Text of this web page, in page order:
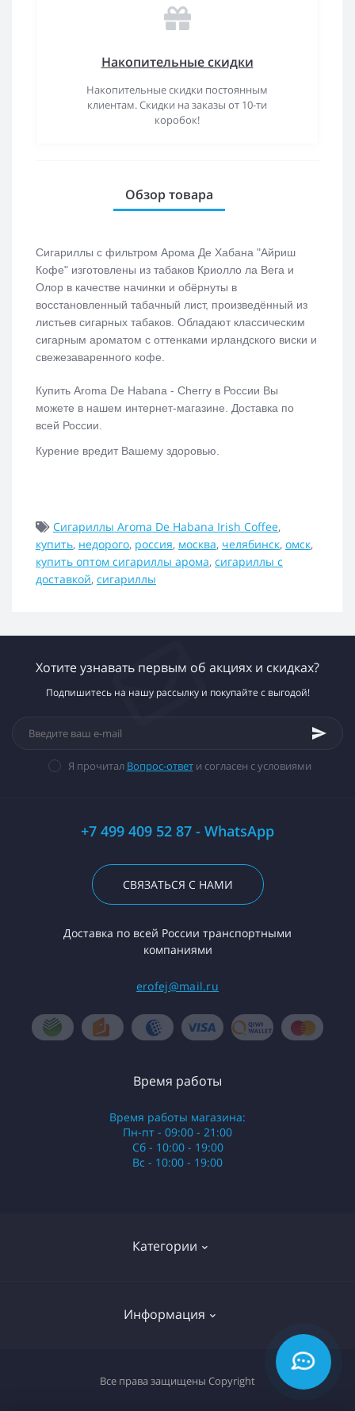
Накопительные скидки
Накопительные скидки постоянным
клиентам. Скидки на заказы от 10-ти
коробок!
Обзор товара
Сигариллы c фильтром Арома Де Хабана "Айриш
Кофе" изготовлены из табаков Криолло ла Вега и
Олор в качестве начинки и обёрнуты в
восстановленный табачный лист, произведённый из
листьев сигарных табаков. Обладают классическим
сигарным ароматом с оттенками ирландского виски и
свежезаваренного кофе.
Купить Aroma De Habana - Cherry в России Вы
можете в нашем интернет-магазине. Доставка по
всей России.
Курение вредит Вашему здоровью.
Сигариллы Aroma De Habana Irish Coffee,
купить, недорого, россия, москва, челябинск, омск,
купить оптом сигариллы арома, сигариллы с
доставкой, сигариллы
Хотите узнавать первым об акциях и скидках?
Подпишитесь на нашу рассылку и покупайте с выгодой!
Я прочитал Вопрос-ответи согласен с условиями
+7 499 409 52 87 - WhatsApp
СВЯЗАТЬСЯ С НАМИ
Доставка по всей России транспортными
компаниями
erofej@mail.ru
Категории
Российские сигареты
Информация
Время работы
Время работы магазина:
Пн-пт - 09:00 - 21:00
Сб - 10:00 - 19:00
Вс - 10:00 - 19:00
Все права защищены Copyright